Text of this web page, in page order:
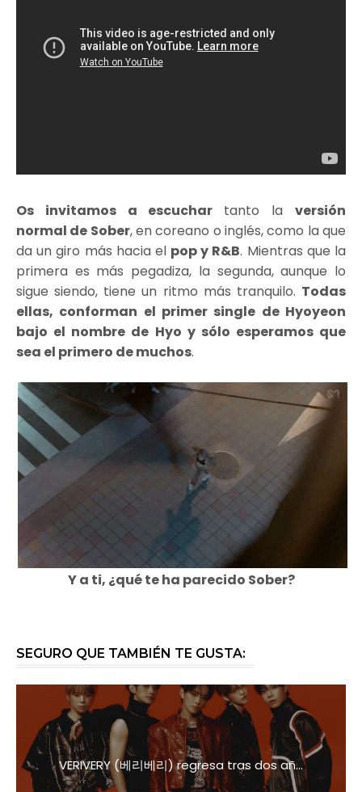
Os invitamos a escuchar tanto laversión
normal de Sober, en coreano o inglés, como la que
da un giro más hacia el pop y R&B. Mientras que la
primera es más pegadiza, la segunda, aunque lo
sigue siendo, tiene un ritmo más tranquilo. Todas
ellas, conforman el primer single de Hyoyeon
bajo el nombre de Hyo y sólo esperamos que
sea el primero de muchos.
Y a ti, ¿qué te ha parecido Sober?
SEGURO QUE TAMBIÉN TE GUSTA:
VERIVERY (베리베리) regresa tras dos añ...